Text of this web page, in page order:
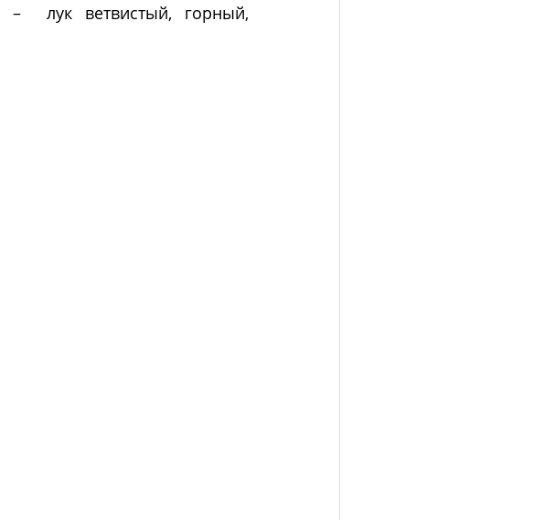
–  лук ветвистый, горный,